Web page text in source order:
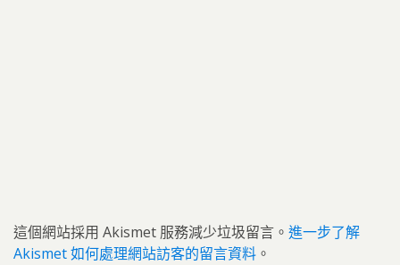
這個網站採用 Akismet 服務減少垃圾留言。 進一步了解
Akismet 如何處理網站訪客的留言資料 。